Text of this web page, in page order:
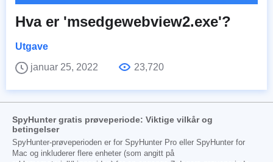
Hva er 'msedgewebview2.exe'?
Utgave
januar 25, 2022
23,720
SpyHunter gratis prøveperiode: Viktige vilkår og
betingelser
SpyHunter-prøveperioden er for SpyHunter Pro eller SpyHunter for
Mac og inkluderer flere enheter (som angitt på